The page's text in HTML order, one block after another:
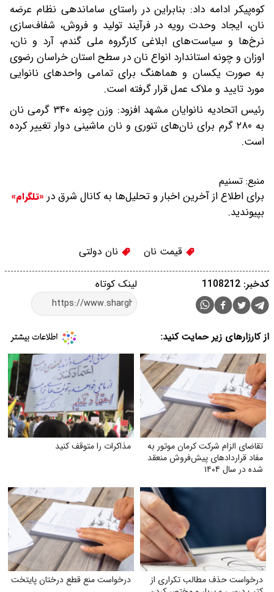
کوه‌پیکر ادامه داد: بنابراین در راستای ساماندهی نظام عرضه
نان، ایجاد وحدت رویه در فرآیند تولید و فروش، شفاف‌سازی
نرخ‌ها و سیاست‌های ابلاغی کارگروه ملی گندم، آرد و نان،
اوزان و چونه استاندارد انواع نان در سطح استان خراسان رضوی
به صورت یکسان و هماهنگ برای تمامی واحدهای نانوایی
مورد تایید و ملاک عمل قرار گرفته است.
رئیس اتحادیه نانوایان مشهد افزود: وزن چونه ۳۴۰ گرمی نان
به ۲۸۰ گرم برای نان‌های تنوری و نان ماشینی دوار تغییر کرده
است.
منبع: تسنیم
برای اطلاع از آخرین اخبار و تحلیل‌ها به کانال شرق در «تلگرام»
بپیوندید.
قیمت نان نان دولتی
لینک کوتاه کدخبر: 1108212
از کارزارهای زیر حمایت کنید:
تقاضای الزام شرکت کرمان موتور به
مفاد قراردادهای پیش‌فروش منعقد
شده در سال ۱۴۰۴
مذاکرات را متوقف کنید
درخواست حذف مطالب تکراری از
درخواست منع قطع درختان پایتخت